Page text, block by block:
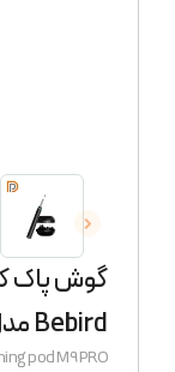
گوش پاک
Bebird مدل M9 Pro
pod M9 PRO